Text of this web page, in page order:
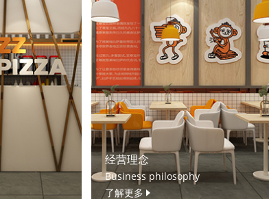
经营理念
Business philosophy
了解更多